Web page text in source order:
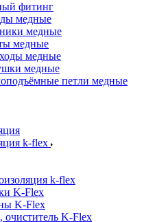
фитинг
медные
медные
медные
медные
медные
петли медные
k-flex
k-flex
K-Flex
K-Flex
очиститель K-Flex